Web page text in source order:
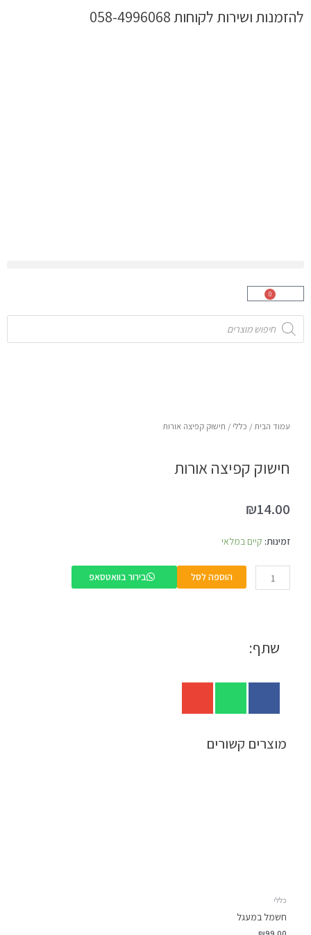
לתוכןלהזמנות ושירות לקוחות 058-4996068
0
עגלת
Products
search
עמוד הבית / כללי / חישוק קפיצה אורות
חישוק קפיצה אורות
₪14.00
זמינות: קיים במלאי
כמות
קפיצה
הוספה לסל בירור בוואטסאפ
שתף:
מוצרים קשורים
כללי
חשמל במעגל